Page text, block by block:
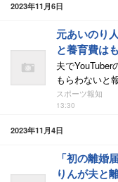
2023年11月6日
元あいのり
と養育費は
夫でYouTuber
もらわないと
スポーツ報知
13:30
2023年11月4日
「初の離婚
りんが夫と